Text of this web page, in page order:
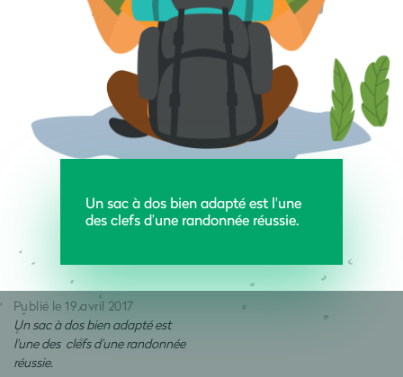
Un sac à dos bien adapté est l'une
des clefs d’une randonnée réussie.
Publié le 19 avril 2017
Un sac à dos bien adapté est
l'une des clefs d’une randonnée
réussie.